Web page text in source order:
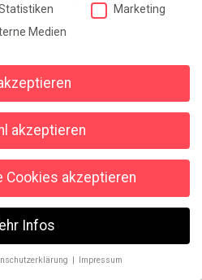
sondern wegen seiner
Uhr
Marketing
Medien
akzeptieren
Cookies akzeptieren
Infos
Impressum